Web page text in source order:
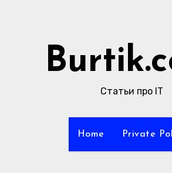
Статьи про IT
Home Private